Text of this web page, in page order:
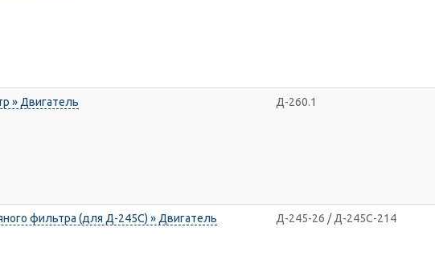
» Двигатель Д-260.1
фильтра (для Д-245С) » Двигатель Д-245-26 / Д-245С-214